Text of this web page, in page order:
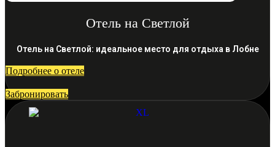
Отель на Светлой
Отель на Светлой: идеальное место для отдыха в Лобне
Подробнее о отеле
Забронировать